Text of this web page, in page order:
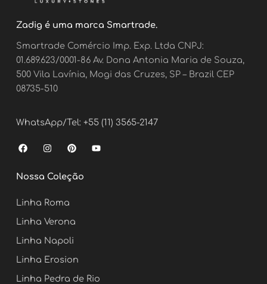
Zadig é uma marca Smartrade.
Smartrade Comércio Imp. Exp. Ltda CNPJ:
01.689.623/0001-86 Av. Dona Antonia Maria de Souza,
500 Vila Lavínia, Mogi das Cruzes, SP – Brazil CEP
08735-510
WhatsApp/Tel: +55 (11) 3565-2147
F
a
e
b
o
k
I
n
t
a
r
a
m
P
i
t
e
Y
o
Nossa Coleção
Linha Roma
Linha Verona
Linha Napoli
Linha Erosion
Linha Pedra de Rio